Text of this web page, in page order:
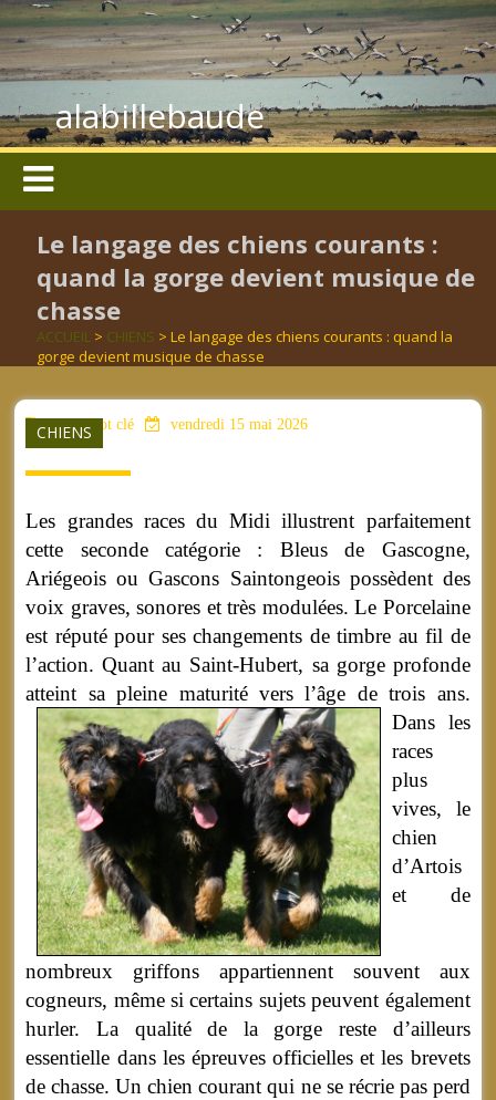
alabillebaude
Le langage des chiens courants :
quand la gorge devient musique de
chasse
ACCUEIL > CHIENS > Le langage des chiens courants : quand la
gorge devient musique de chasse
CHIENS
aucun mot clé vendredi 15 mai 2026
Les grandes races du Midi illustrent parfaitement
cette seconde catégorie : Bleus de Gascogne,
Ariégeois ou Gascons Saintongeois possèdent des
voix graves, sonores et très modulées. Le Porcelaine
est réputé pour ses changements de timbre au fil de
l’action. Quant au Saint-Hubert, sa gorge profonde
atteint sa pleine maturité vers l’âge de trois ans.
Dans les
races
plus
vives, le
chien
d’Artois
et de
nombreux griffons appartiennent souvent aux
cogneurs, même si certains sujets peuvent également
hurler. La qualité de la gorge reste d’ailleurs
essentielle dans les épreuves officielles et les brevets
de chasse. Un chien courant qui ne se récrie pas perd